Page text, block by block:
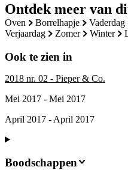
Ontdek meer van
oven borrelhapje vaderdag
verjaardag
zomer winter
Ook te zien in
2018 nr. 02 - Pieper & Co.
Mei 2017 - Mei 2017
April 2017 - April 2017
Boodschappen